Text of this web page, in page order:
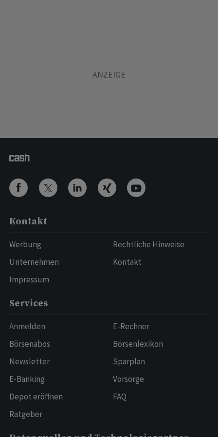
Kontakt
Werbung
Unternehmen
Impressum
Rechtliche Hinweise
Kontakt
Services
Anmelden
Börsenabos
Newsletter
E-Banking
Depot eröffnen
Ratgeber
E-Rechner
Börsenlexikon
Sparplan
Vorsorge
FAQ